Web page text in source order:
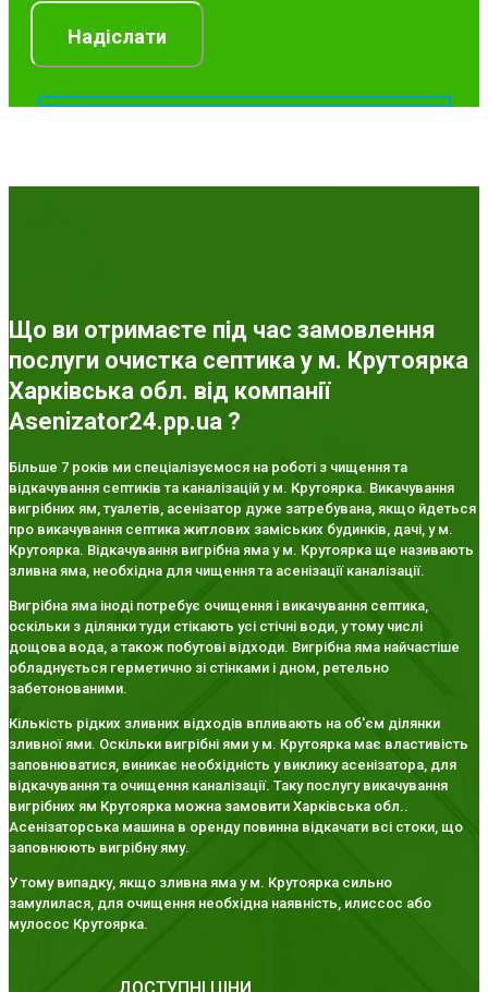
Що ви отримаєте під час замовлення
послуги очистка септика у м. Крутоярка
Харківська обл. від компанії
Asenizator24.pp.ua ?
Більше 7 років ми спеціалізуємося на роботі з чищення та
відкачування септиків та каналізацій у м. Крутоярка. Викачування
вигрібних ям, туалетів, асенізатор дуже затребувана, якщо йдеться
про викачування септика житлових заміських будинків, дачі, у м.
Крутоярка. Відкачування вигрібна яма у м. Крутоярка ще називають
зливна яма, необхідна для чищення та асенізації каналізації.
Вигрібна яма іноді потребує очищення і викачування септика,
оскільки з ділянки туди стікають усі стічні води, у тому числі
дощова вода, а також побутові відходи. Вигрібна яма найчастіше
обладнується герметично зі стінками і дном, ретельно
забетонованими.
Кількість рідких зливних відходів впливають на об'єм ділянки
зливної ями. Оскільки вигрібні ями у м. Крутоярка має властивість
заповнюватися, виникає необхідність у виклику асенізатора, для
відкачування та очищення каналізації. Таку послугу викачування
вигрібних ям Крутоярка можна замовити Харківська обл..
Асенізаторська машина в оренду повинна відкачати всі стоки, що
заповнюють вигрібну яму.
У тому випадку, якщо зливна яма у м. Крутоярка сильно
замулилася, для очищення необхідна наявність, илиссос або
мулосос Крутоярка.